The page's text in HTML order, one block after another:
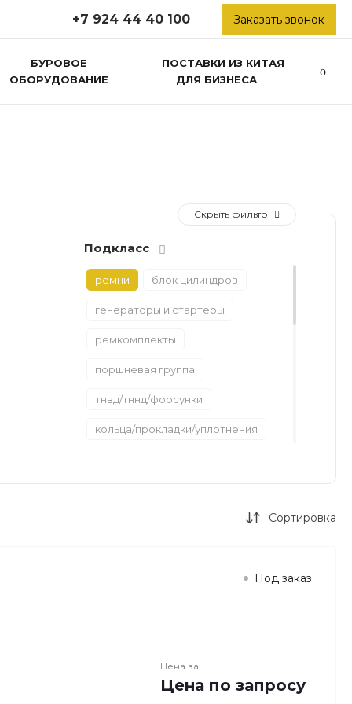
+7 924 44 40 100 Заказать звонок
БУРОВОЕ
ОБОРУДОВАНИЕ
ПОСТАВКИ ИЗ КИТАЯ
ДЛЯ БИЗНЕСА
Скрыть фильтр
Подкласс
ремни блок цилиндров
генераторы и стартеры
ремкомплекты
поршневая группа
тнвд/тннд/форсунки
кольца/прокладки/уплотнения
система охлаждения двигателя
корпус/защита
панель/указатели и датчики
Сортировка
Под заказ
Цена за
Цена по запросу